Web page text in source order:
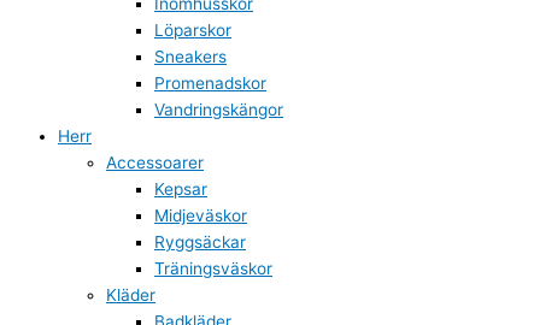
Löparskor
Sneakers
Promenadskor
Vandringskängor
Herr
Accessoarer
Kepsar
Midjeväskor
Ryggsäckar
Träningsväskor
Kläder
Badkläder